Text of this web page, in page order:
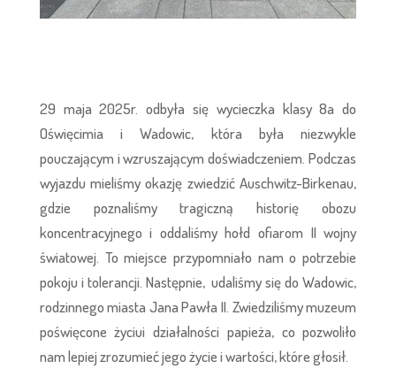
29 maja 2025r. odbyła się wycieczka klasy 8a do
Oświęcimia i Wadowic, która była niezwykle
pouczającym i wzruszającym doświadczeniem. Podczas
wyjazdu mieliśmy okazję zwiedzić Auschwitz-Birkenau,
gdzie poznaliśmy tragiczną historię obozu
koncentracyjnego i oddaliśmy hołd ofiarom II wojny
światowej. To miejsce przypomniało nam o potrzebie
pokoju i tolerancji. Następnie, udaliśmy się do Wadowic,
rodzinnego miasta Jana Pawła II. Zwiedziliśmy muzeum
poświęcone życiui działalności papieża, co pozwoliło
nam lepiej zrozumieć jego życie i wartości, które głosił.